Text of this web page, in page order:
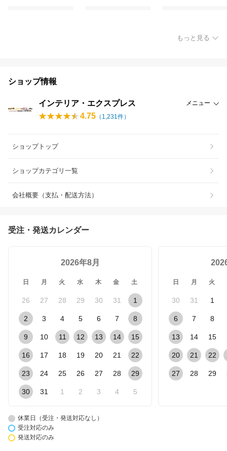
もっと見る
ショップ情報
インテリア・エクスプレス メニュー
4.75 （ 1,231件）
ショップトップ
ショップカテゴリ一覧
会社概要（支払・配送方法）
受注・発送カレンダー
2026年8月
日 月 火 水 木 金 土
26 27 28 29 30 31 1
2 3 4 5 6 7 8
9 10 11 12 13 14 15
16 17 18 19 20 21 22
23 24 25 26 27 28 29
30 31 1 2 3 4 5
日 月 火
30 31 1
6 7 8
13 14 15
20 21 22
27 28 29
休業日（受注・発送対応なし）
受注対応のみ
発送対応のみ